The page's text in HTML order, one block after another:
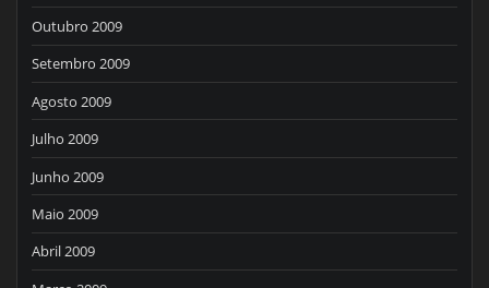
Outubro 2009
Setembro 2009
Agosto 2009
Julho 2009
Junho 2009
Maio 2009
Abril 2009